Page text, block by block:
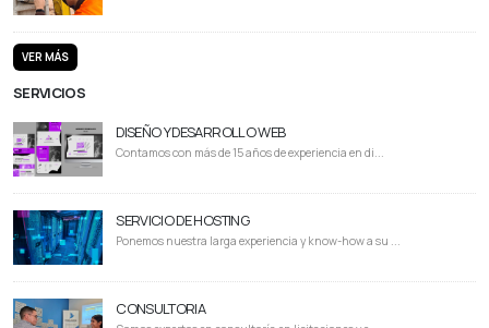
VER MÁS
SERVICIOS
DISEÑO Y DESARROLLO WEB
Contamos con más de 15 años de experiencia en di...
SERVICIO DE HOSTING
Ponemos nuestra larga experiencia y know-how a su ...
CONSULTORIA